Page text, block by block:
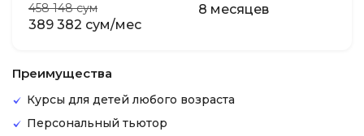
458 148 сум
389 382 сум/мес
8 месяцев
Преимущества
Курсы для детей любого возраста
Персональный тьютор